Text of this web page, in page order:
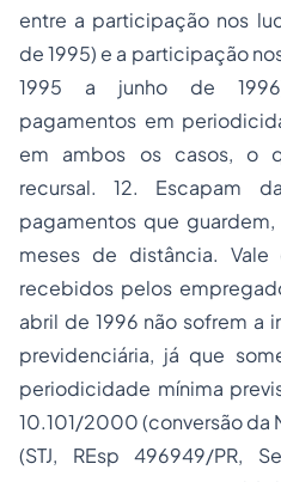
entre a participação nos
de 1995) e a participação
1995 a junho de
pagamentos em
em ambos os casos, o
recursal. 12. Escapam
pagamentos que
meses de distância. Vale
recebidos pelos
abril de 1996 não sofrem a
previdenciária, já que
periodicidade mínima
10.101/2000 (conversão da
(STJ, REsp 496949/PR,